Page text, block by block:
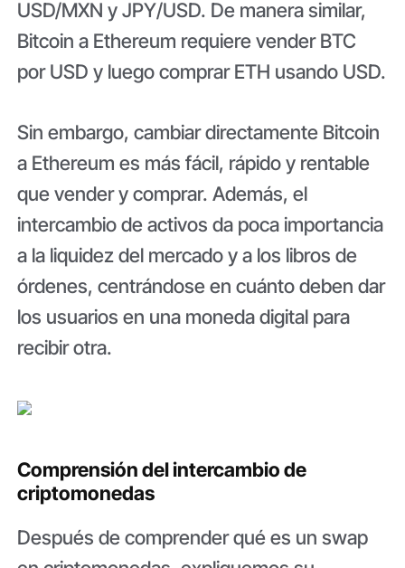
USD/MXN y JPY/USD. De manera similar,
Bitcoin a Ethereum requiere vender BTC
por USD y luego comprar ETH usando USD.
Sin embargo, cambiar directamente Bitcoin
a Ethereum es más fácil, rápido y rentable
que vender y comprar. Además, el
intercambio de activos da poca importancia
a la liquidez del mercado y a los libros de
órdenes, centrándose en cuánto deben dar
los usuarios en una moneda digital para
recibir otra.
Comprensión del intercambio de
criptomonedas
Después de comprender qué es un swap